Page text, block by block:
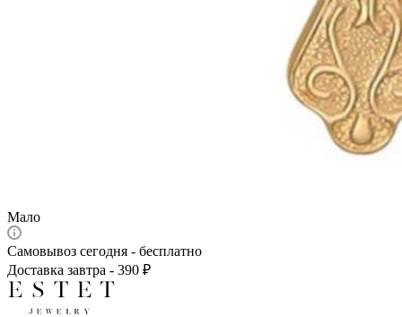
Мало
Самовывоз сегодня - бесплатно
Доставка завтра - 390 ₽